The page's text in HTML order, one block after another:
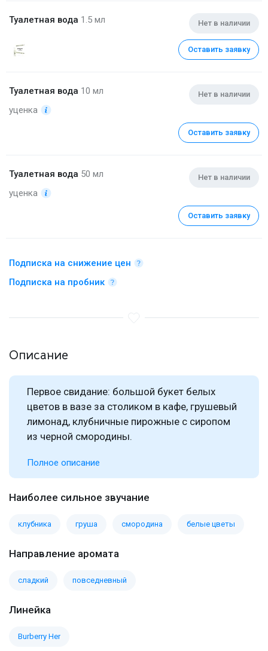
Туалетная вода 1.5 мл Нет в наличии
Оставить заявку
Туалетная вода 10 мл
уценка
Нет в наличии
Оставить заявку
Туалетная вода 50 мл
уценка
Нет в наличии
Оставить заявку
Подписка на снижение цен
Подписка на пробник
Описание
Первое свидание: большой букет белых
цветов в вазе за столиком в кафе, грушевый
лимонад, клубничные пирожные с сиропом
из черной смородины.
Полное описание
Наиболее сильное звучание
клубника груша смородина белые цветы
Направление аромата
сладкий повседневный
Линейка
Burberry Her